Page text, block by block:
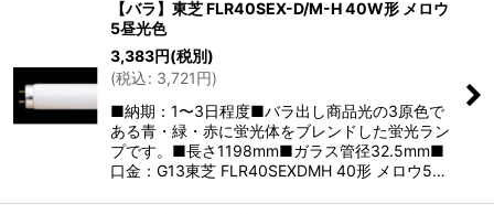
【バラ】東芝 FLR40SEX-D/M-H 40W形 メロウ
5昼光色
3,383円(税別)
(税込: 3,721円)
■納期：1〜3日程度■バラ出し商品光の3原色で
ある青・緑・赤に蛍光体をブレンドした蛍光ラン
プです。■長さ1198mm■ガラス管径32.5mm■
口金：G13東芝 FLR40SEXDMH 40形 メロウ5…